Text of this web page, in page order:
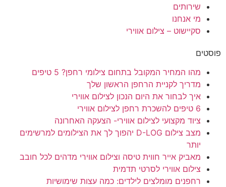
שירותים
מי אנחנו
סקיישוט – צילום אווירי
פוסטים
מהו המחיר המקובל בתחום צילומי רחפן? 5 טיפים
מדריך לקניית הרחפן הראשון שלך
איך לבחור את היום הנכון לצילום אווירי
6 טיפים להשכרת רחפן לצילום אווירי
ציוד מקצועי לצילום אווירי- הצעקה האחרונה
מצב צילום D-LOG יהפוך לך את הצילומים למרשימים
יותר
מאביק אייר חווית טיסה וצילום אווירי מדהים לכל חובב
צילום אווירי לסרטי תדמית
רחפנים מומלצים לילדים: כמה עצות שימושיות